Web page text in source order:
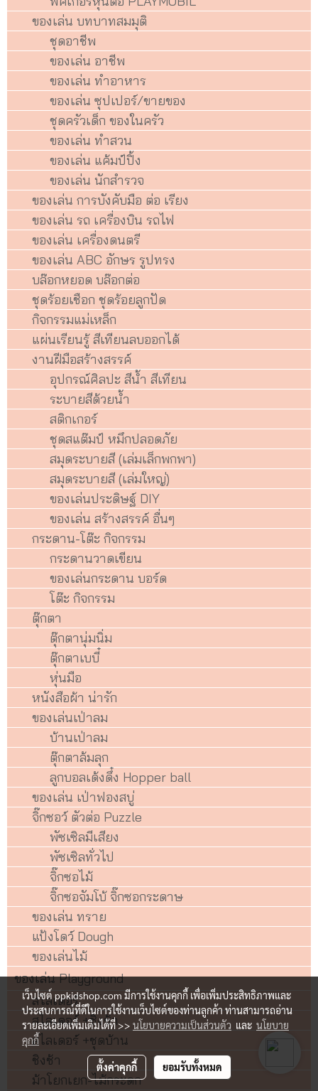
ของเล่น บทบาทสมมุติ
ชุดอาชีพ
ของเล่น อาชีพ
ของเล่น ทำอาหาร
ของเล่น ซุปเปอร์/ขายของ
ชุดครัวเด็ก ของในครัว
ของเล่น ทำสวน
ของเล่น แค้มป์ปิ้ง
ของเล่น นักสำรวจ
ของเล่น การบังคับมือ ต่อ เรียง
ของเล่น รถ เครื่องบิน รถไฟ
ของเล่น เครื่องดนตรี
ของเล่น ABC อักษร รูปทรง
บล๊อกหยอด บล๊อกต่อ
ชุดร้อยเชือก ชุดร้อยลูกปัด
กิจกรรมแม่เหล็ก
แผ่นเรียนรู้ สีเทียนลบออกได้
งานฝีมือสร้างสรรค์
อุปกรณ์ศิลปะ สีน้ำ สีเทียน
ระบายสีด้วยน้ำ
สติกเกอร์
ชุดสแต๊มป์ หมึกปลอดภัย
สมุดระบายสี (เล่มเล็กพกพา)
สมุดระบายสี (เล่มใหญ่)
ของเล่นประดิษฐ์ DIY
ของเล่น สร้างสรรค์ อื่นๆ
กระดาน-โต๊ะ กิจกรรม
กระดานวาดเขียน
ของเล่นกระดาน บอร์ด
โต๊ะ กิจกรรม
ตุ๊กตา
ตุ๊กตานุ่มนิ่ม
ตุ๊กตาเบบี๋
หุ่นมือ
หนังสือผ้า น่ารัก
ของเล่นเป่าลม
บ้านเป่าลม
ตุ๊กตาล้มลุก
ลูกบอลเด้งดึ๋ง Hopper ball
ของเล่น เป่าฟองสบู่
จิ๊กซอว์ ตัวต่อ Puzzle
พัซเซิลมีเสียง
พัซเซิลทั่วไป
จิ๊กซอไม้
จิ๊กซอจัมโบ้ จิ๊กซอกระดาษ
ของเล่น ทราย
แป้งโดว์ Dough
ของเล่นไม้
ของเล่น Playground
สไลเดอร์
สไลเดอร์ +ชิงช้า
สไลเดอร์ +ชุดบ้าน
ชิงช้า
ม้าโยกเยก-ไม้กระดก
เว็บไซต์ ppkidshop.com มีการใช้งานคุกกี้ เพื่อเพิ่มประสิทธิภาพและ
ประสบการณ์ที่ดีในการใช้งานเว็บไซต์ของท่านลูกค้า ท่านสามารถอ่าน
รายละเอียดเพิ่มเติมได้ที่ >> นโยบายความเป็นส่วนตัว และ นโยบาย
คุกกี้
ตั้งค่าคุกกี้ ยอมรับทั้งหมด